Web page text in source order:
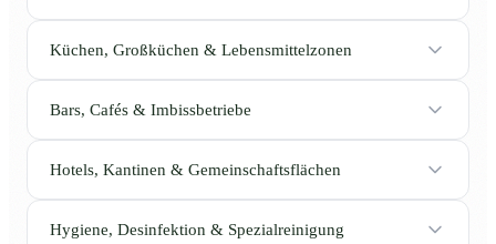
Küchen, Großküchen & Lebensmittelzonen
Bars, Cafés & Imbissbetriebe
Hotels, Kantinen & Gemeinschaftsflächen
Hygiene, Desinfektion & Spezialreinigung